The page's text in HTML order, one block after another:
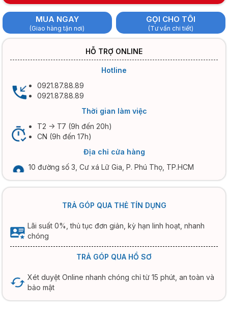
MUA NGAY
(Giao hàng tận nơi)
GỌI CHO TÔI
(Tư vấn chi tiết)
HỖ TRỢ ONLINE
Hotline
0921.87.88.89
0921.87.88.89
Thời gian làm việc
T2 -> T7 (9h đến 20h)
CN (9h đến 17h)
Địa chỉ cửa hàng
10 đường số 3, Cư xá Lữ Gia, P. Phú Thọ, TP.HCM
TRẢ GÓP QUA THẺ TÍN DỤNG
Lãi suất 0%, thủ tục đơn giản, kỳ hạn linh hoạt, nhanh
chóng
TRẢ GÓP QUA HỒ SƠ
Xét duyệt Online nhanh chóng chỉ từ 15 phút, an toàn và
bảo mật